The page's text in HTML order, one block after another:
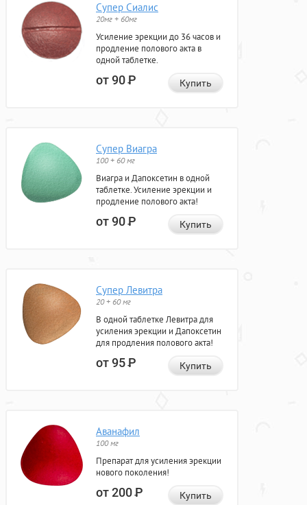
Супер Сиалис
20мг + 60мг
Усиление эрекции до 36 часов и
продление полового акта в
одной таблетке.
от 90Р Купить
Супер Виагра
100 + 60 мг
Виагра и Дапоксетин в одной
таблетке. Усиление эрекции и
продление полового акта!
от 90Р Купить
Супер Левитра
20 + 60 мг
В одной таблетке Левитра для
усиления эрекции и Дапоксетин
для продления полового акта!
от 95Р Купить
Аванафил
100 мг
Препарат для усиления эрекции
нового поколения!
от 200Р Купить